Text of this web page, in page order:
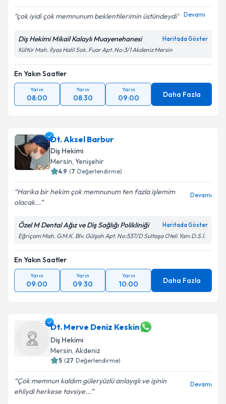
çok iyidi çok memnunum beklentilerimin üstündeydi Devamı
Diş Hekimi Mikail Kalaylı Muayenehanesi Haritada Göster
Kültür Mah. İlyas Halil Sok. Fuar Apt. No:3/1 Akdeniz Mersin
En Yakın Saatler
Yarın
08:00
Yarın
08:30
Yarın
09:00 Daha Fazla
Dt. Aksel Barbur
Diş Hekimi
Mersin, Yenişehir
4.9 (7 Değerlendirme)
Harika bir hekim çok memnunum ten fazla işlemim
olacak...
Devamı
Özel M Dental Ağız ve Diş Sağlığı Polikliniği Haritada Göster
Eğriçam Mah. G.M.K. Blv. Gülşah Apt. No:537/D Sultaşa Oteli Yanı D.S.İ.
En Yakın Saatler
Yarın
09:00
Yarın
09:30
Yarın
10:00 Daha Fazla
Dt. Merve Deniz Keskin
Diş Hekimi
Mersin, Akdeniz
5 (27 Değerlendirme)
Çok memnun kaldım güleryüzlü anlayışlı ve işinin
ehliydi herkese tavsiye...
Devamı